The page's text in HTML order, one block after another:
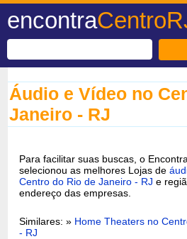
encontra
Áudio e Vídeo no
Janeiro - RJ
Para facilitar suas buscas, o
selecionou as melhores Lojas de
Centro do Rio de Janeiro - RJ e
endereço das empresas.
Similares: » Home Theaters no
- RJ